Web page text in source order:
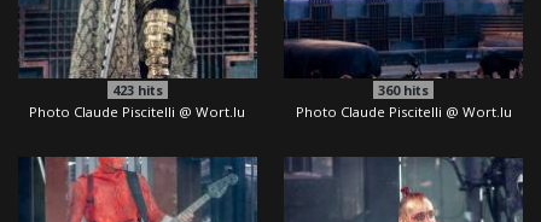
423hits
Photo Claude Piscitelli @ Wort.lu
360hits
Photo Claude Piscitelli @ Wort.lu